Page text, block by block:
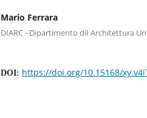
Mario Ferrara
DIARC - Dipartimento diI Architettura
DOI: https://doi.org/10.15168/